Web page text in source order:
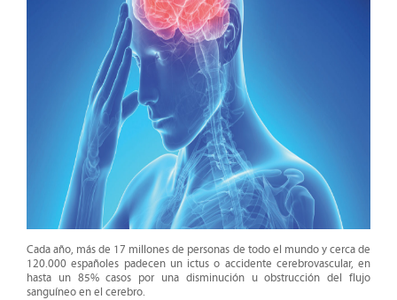
Cada año, más de 17 millones de personas de todo el mundo y cerca de
120.000 españoles padecen un ictus o accidente cerebrovascular, en
hasta un 85% casos por una disminución u obstrucción del flujo
sanguíneo en el cerebro.